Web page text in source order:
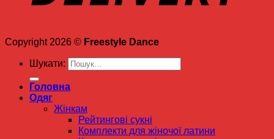
Copyright 2026 © Freestyle Dance
Шукати:
Головна
Одяг
Жінкам
Рейтингові сукні
Комплекти для жіночої латини